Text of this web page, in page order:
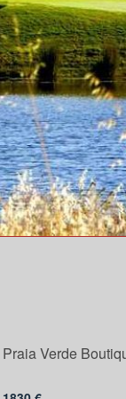
Praia Verde